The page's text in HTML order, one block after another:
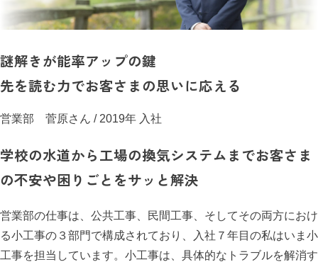
謎解きが能率アップの鍵
先を読む力でお客さまの思いに応える
営業部 菅原さん / 2019年 入社
学校の水道から工場の換気システムまでお客さま
の不安や困りごとをサッと解決
営業部の仕事は、公共工事、民間工事、そしてその両方におけ
る小工事の３部門で構成されており、入社７年目の私はいま小
工事を担当しています。小工事は、具体的なトラブルを解消す